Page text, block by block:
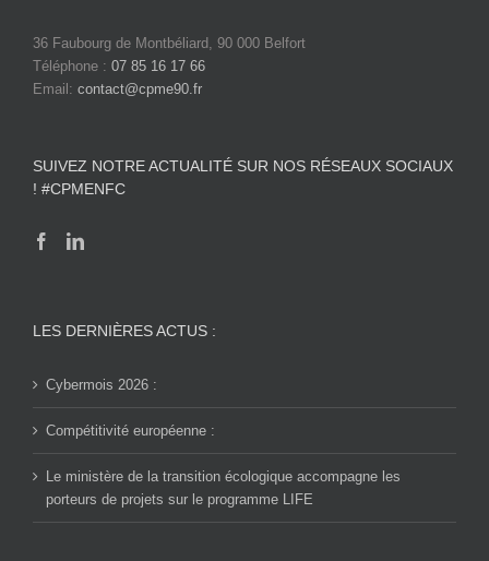
36 Faubourg de Montbéliard, 90 000 Belfort
Téléphone : 07 85 16 17 66
Email: contact@cpme90.fr
SUIVEZ NOTRE ACTUALITÉ SUR NOS RÉSEAUX SOCIAUX
! #CPMENFC
LES DERNIÈRES ACTUS :
Cybermois 2026 :
Compétitivité européenne :
Le ministère de la transition écologique accompagne les
porteurs de projets sur le programme LIFE